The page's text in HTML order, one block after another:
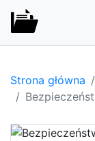
Strona główna